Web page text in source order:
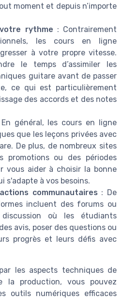
moment et depuis n’importe
rythme : Contrairement
les cours en ligne
à votre propre vitesse.
le temps d’assimiler les
guitare avant de passer
ce qui est particulièrement
des accords et des notes
général, les cours en ligne
que les leçons privées avec
De plus, de nombreux sites
promotions ou des périodes
vous aider à choisir la bonne
s'adapte à vos besoins.
communautaires : De
incluent des forums ou
où les étudiants
avis, poser des questions ou
progrès et leurs défis avec
les aspects techniques de
la production, vous pouvez
outils numériques efficaces